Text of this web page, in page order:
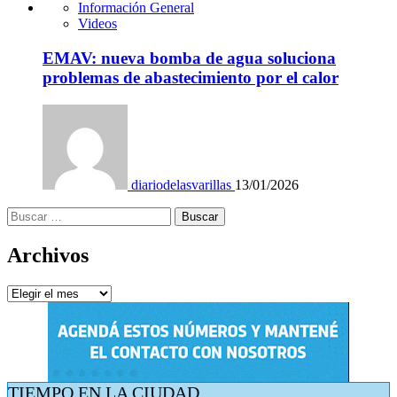
Información General
Videos
EMAV: nueva bomba de agua soluciona
problemas de abastecimiento por el calor
diariodelasvarillas 13/01/2026
Buscar:
Archivos
Archivos
TIEMPO EN LA CIUDAD